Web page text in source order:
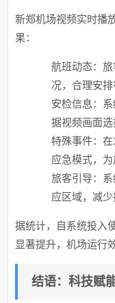
新郑机场视频实时播
果：
航班动态：
况，合理安排
安检信息：
据视频画面选
特殊事件：
应急模式，为
旅客引导：
应区域，减少
据统计，自系统投入
显著提升，机场运行
结语：科技赋